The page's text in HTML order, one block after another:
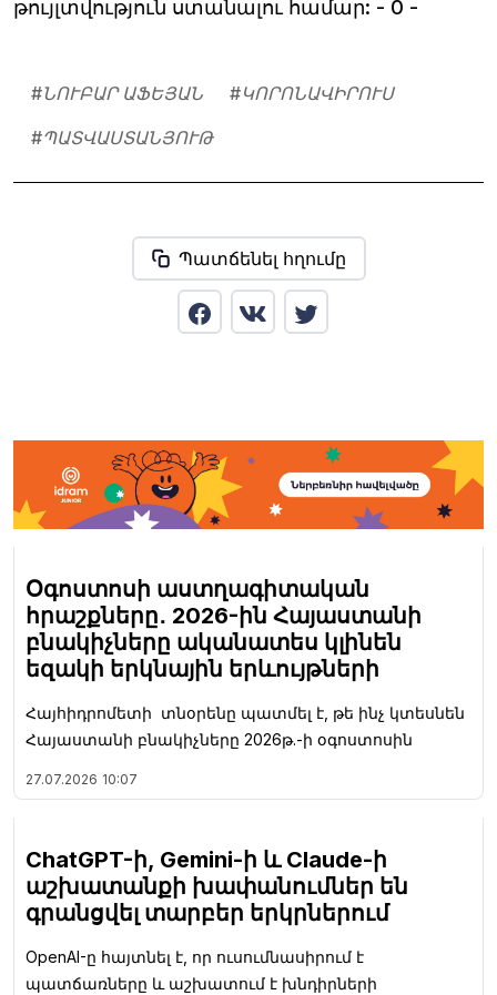
թույլտվություն ստանալու համար: - 0 -
#ՆՈՒԲԱՐ ԱՖԵՅԱՆ #ԿՈՐՈՆԱՎԻՐՈՒՍ
#ՊԱՏՎԱՍՏԱՆՅՈՒԹ
Պատճենել հղումը
Օգոստոսի աստղագիտական
հրաշքները․ 2026-ին Հայաստանի
բնակիչները ականատես կլինեն
եզակի երկնային երևույթների
Հայհիդրոմետի տնօրենը պատմել է, թե ինչ կտեսնեն
Հայաստանի բնակիչները 2026թ.-ի օգոստոսին
27.07.2026 10:07
ChatGPT-ի, Gemini-ի և Claude-ի
աշխատանքի խափանումներ են
գրանցվել տարբեր երկրներում
OpenAI-ը հայտնել է, որ ուսումնասիրում է
պատճառները և աշխատում է խնդիրների